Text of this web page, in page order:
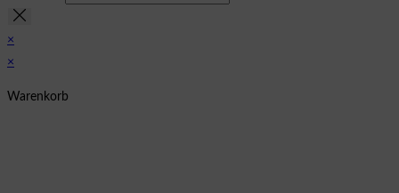
×
×
Warenkorb